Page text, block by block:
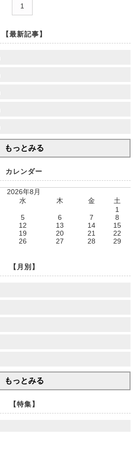
1
【最新記事】
もっとみる
カレンダー
2026年8月
水 木 金
土
1
5 6 7
8
12 13 14
15
19 20 21
22
26 27 28
29
【月別】
もっとみる
【特集】